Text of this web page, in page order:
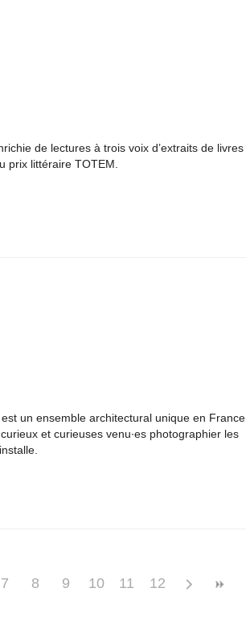
de lectures à trois voix d’extraits de livres
prix littéraire TOTEM.
un ensemble architectural unique en France.
et curieuses venu∙es photographier les
7 8 9 10 11 12